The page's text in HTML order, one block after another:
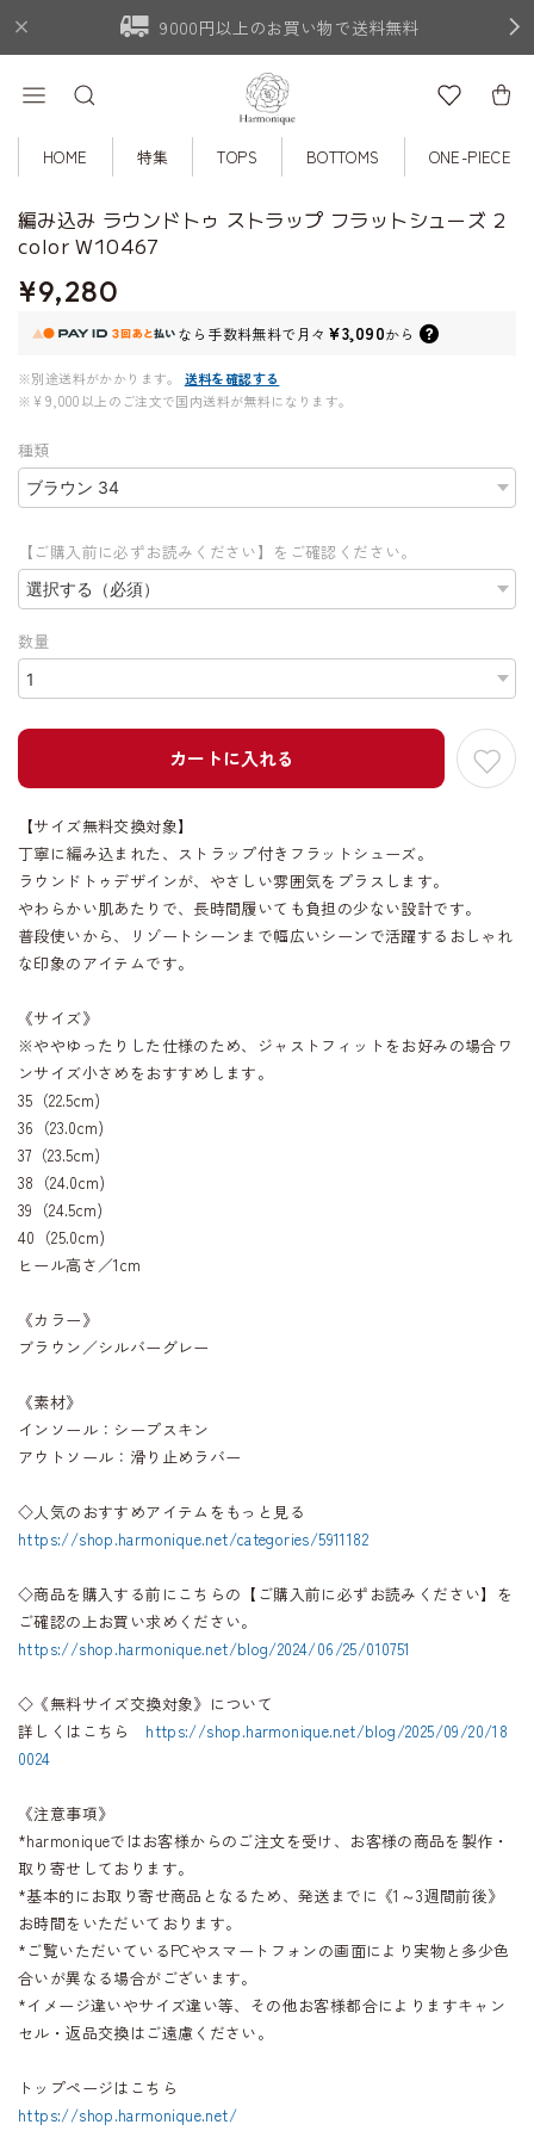
9000円以上のお買い物で送料無料
HOME 特集 TOPS BOTTOMS ONE-PIECE
編み込み ラウンドトゥ ストラップ フラットシューズ 2
color W10467
¥9,280
なら 手数料無料で月々 ¥3,090から
※別途送料がかかります。
送料を確認する
※¥9,000以上のご注文で国内送料が無料になります。
種類
【ご購入前に必ずお読みください】をご確認ください。
数量
カートに入れる
【サイズ無料交換対象】
丁寧に編み込まれた、ストラップ付きフラットシューズ。
ラウンドトゥデザインが、やさしい雰囲気をプラスします。
やわらかい肌あたりで、長時間履いても負担の少ない設計です。
普段使いから、リゾートシーンまで幅広いシーンで活躍するおしゃれ
な印象のアイテムです。
《サイズ》
※ややゆったりした仕様のため、ジャストフィットをお好みの場合ワ
ンサイズ小さめをおすすめします。
35（22.5cm)
36（23.0cm)
37（23.5cm)
38（24.0cm)
39（24.5cm)
40（25.0cm)
ヒール高さ／1cm
《カラー》
ブラウン／シルバーグレー
《素材》
インソール：シープスキン
アウトソール：滑り止めラバー
◇人気のおすすめアイテムをもっと見る
https://shop.harmonique.net/categories/5911182
◇商品を購入する前にこちらの【ご購入前に必ずお読みください】を
ご確認の上お買い求めください。
https://shop.harmonique.net/blog/2024/06/25/010751
◇《無料サイズ交換対象》について
詳しくはこちら https://shop.harmonique.net/blog/2025/09/20/18
0024
《注意事項》
*harmoniqueではお客様からのご注文を受け、お客様の商品を製作・
取り寄せしております。
*基本的にお取り寄せ商品となるため、発送までに《1～3週間前後》
お時間をいただいております。
*ご覧いただいているPCやスマートフォンの画面により実物と多少色
合いが異なる場合がございます。
*イメージ違いやサイズ違い等、その他お客様都合によりますキャン
セル・返品交換はご遠慮ください。
トップページはこちら
https://shop.harmonique.net/